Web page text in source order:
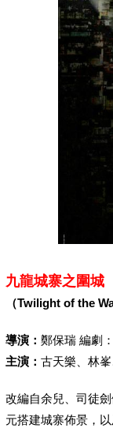
九龍城寨之圍城
（Twilight of the
導演： 鄭保瑞 編劇
主演： 古天樂、林
改編自余兒、司徒
元搭建城寨佈景，